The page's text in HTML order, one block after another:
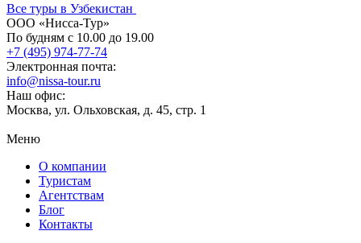
Все туры в Узбекистан
ООО «Нисса-Тур»
По будням с 10.00 до 19.00
+7 (495) 974-77-74
Электронная почта:
info@nissa-tour.ru
Наш офис:
Москва, ул. Ольховская, д. 45, стр. 1
Меню
О компании
Туристам
Агентствам
Блог
Контакты